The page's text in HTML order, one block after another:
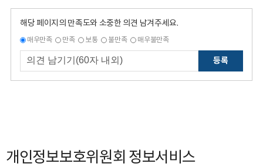
해당 페이지의 만족도와 소중한 의견 남겨주세요.
매우만족 만족 보통 불만족 매우불만족
등록
개인정보보호위원회 정보서비스